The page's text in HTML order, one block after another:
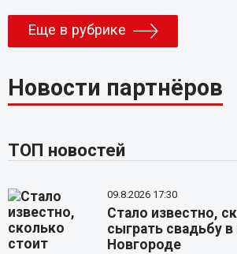
Еще в рубрике
Новости партнёров
ТОП новостей
09.8.2026 17:30
Стало известно,
сыграть свадьбу
Новгороде